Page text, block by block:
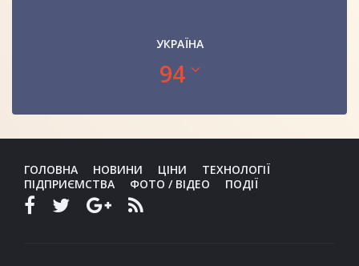
УКРАЇНА
94
ГОЛОВНА НОВИНИ ЦІНИ
ТЕХНОЛОГІЇ
ПІДПРИЄМСТВА
ФОТО / ВІДЕО ПОДІЇ